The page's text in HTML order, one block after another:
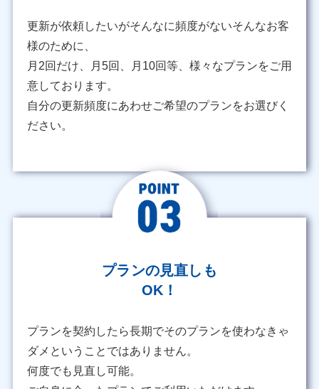
更新が依頼したいがそんなに頻度がないそんなお客
様のために、
月2回だけ、月5回、月10回等、様々なプランをご用
意しております。
自分の更新頻度にあわせご希望のプランをお選びく
ださい。
プランの見直しも
OK！
プランを契約したら長期でそのプランを使わなきゃ
ダメということではありません。
何度でも見直し可能。